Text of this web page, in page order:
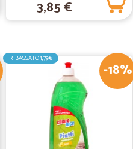
3,85 €
-18%
RIBASSATO1,79€